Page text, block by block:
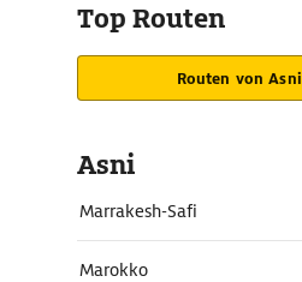
Top Routen
Routen von Asni
Asni
Marrakesh-Safi
Marokko